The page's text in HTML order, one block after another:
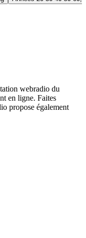
webradio du
en ligne. Faites
propose également